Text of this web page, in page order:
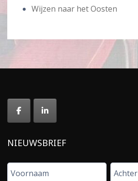
Wijzen naar het Oosten
NIEUWSBRIEF